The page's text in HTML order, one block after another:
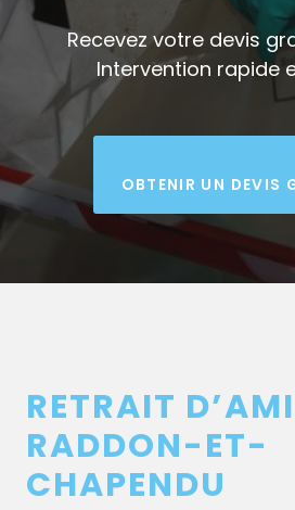
Recevez votre devis
Intervention rapide
OBTENIR UN DEVIS
RETRAIT
RADDON-ET-
CHAPENDU